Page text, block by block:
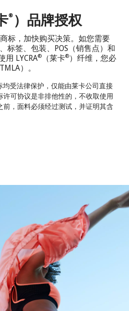
® ）品牌授权
标，加快购买决策。如您需要
标签、包装、POS（销售点）和
用 LYCRA® （莱卡®）纤维，您必
）。
均受法律保护，仅能由莱卡公司直接
可协议是非排他性的，不收取使用
前，面料必须经过测试，并证明其含